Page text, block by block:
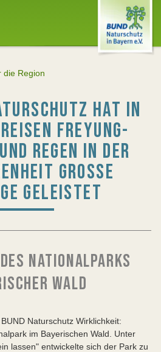
die Region
HAT IN
FREYUNG-
REGEN IN DER
GROSSE B
GELEISTET
NATIONALPARKS
WALD
Naturschutz Wirklichkeit:
im Bayerischen Wald. Unter
lassen" entwickelte sich der Park zu